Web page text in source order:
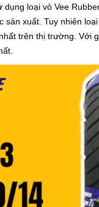
dụng loại vỏ Vee
sản xuất. Tuy nhiên loại
trên thị trường. Với